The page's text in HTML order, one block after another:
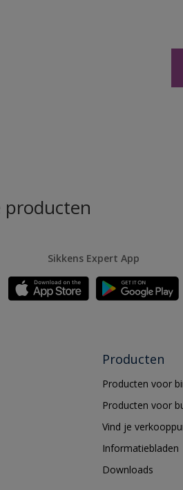
producten
Sikkens Expert App
Producten
Producten voor
Producten voor
Vind je
Informatiebladen
Downloads